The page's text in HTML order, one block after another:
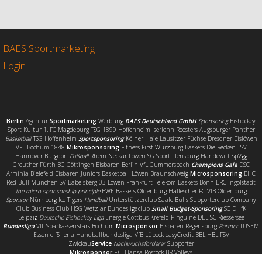
o
k
r
BAES Sportmarketing
Login
Berlin Agentur Sportmarketing Werbung BAES Deutschland GmbH SponsoringEishockey
Sport Kultur 1. FC Magdeburg TSG 1899 Hoffenheim Iserlohn Roosters Augsburger Panther
BasketballTSG Hoffenheim SportsponsoringKölner Haie Lausitzer Füchse Dresdner Eislöwen
VFL Bochum 1848 Mikrosponsoring Fitness First Würzburg Baskets Die Recken TSV
Hannover-Burgdorf FußballRhein-Neckar Löwen SG Sport Flensburg-Handewitt SpVgg
Greuther Fürth BG Göttingen Eisbären Berlin VfL Gummersbach Champions GalaDSC
Arminia Bielefeld Eisbären Juniors Basketball Löwen Braunschweig Microsponsoring EHC
Red Bull München SV Babelsberg 03 Löwen Frankfurt Telekom Baskets Bonn ERC Ingolstadt
the micro-sponsorship principleEWE Baskets Oldenburg Hallescher FC VfB Oldenburg
SponsorNürnberg Ice Tigers HandballUnterstützerclub Saale Bulls Supporterclub Company
Club Business Club HSG Wetzlar Bundesligaclub Small Budget-SponsoringSC DHfK
Leipzig Deutsche Eishockey LigaEnergie Cottbus Krefeld Pinguine DEL SC Riessersee
Bundesliga VfL SparkassenStars Bochum MicrosponsorEisbären Regensburg PartnerTUSEM
Essen elf5 Jena Handballbundesliga VfB Lübeck easyCredit BBL HBL FSV
ZwickauService NachwuchsfördererSupporter
MikrosponsorF.C. Hansa Rostock BR Volleys